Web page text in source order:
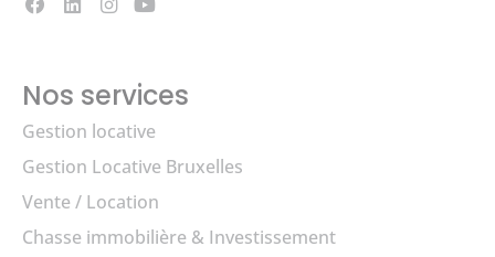
Nos services
Gestion locative
Gestion Locative Bruxelles
Vente / Location
Chasse immobilière & Investissement